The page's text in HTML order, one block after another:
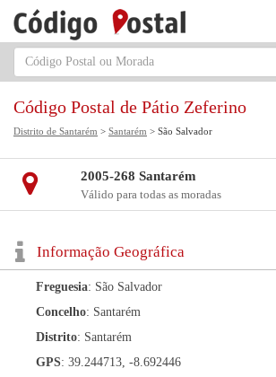
Código Postal de Pátio Zeferino
Distrito de Santarém > Santarém > São Salvador
2005-268 Santarém
Válido para todas as moradas
Informação Geográfica
Freguesia: São Salvador
Concelho: Santarém
Distrito: Santarém
GPS: 39.244713, -8.692446